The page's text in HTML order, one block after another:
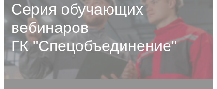
Серия обучающих
вебинаров
ГК "Спецобъединение"